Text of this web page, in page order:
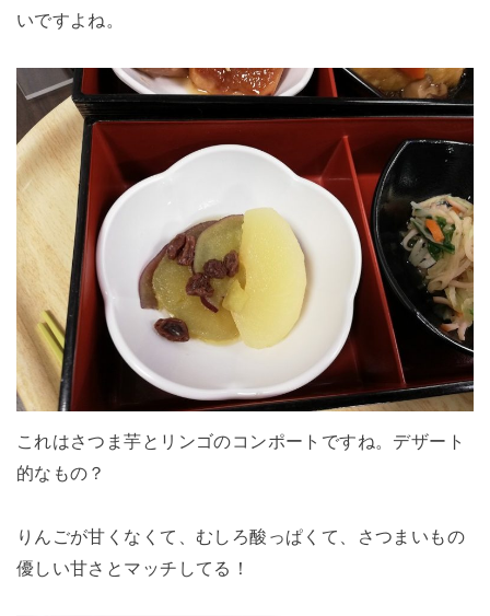
いですよね。
これはさつま芋とリンゴのコンポートですね。デザート
的なもの？
りんごが甘くなくて、むしろ酸っぱくて、さつまいもの
優しい甘さとマッチしてる！